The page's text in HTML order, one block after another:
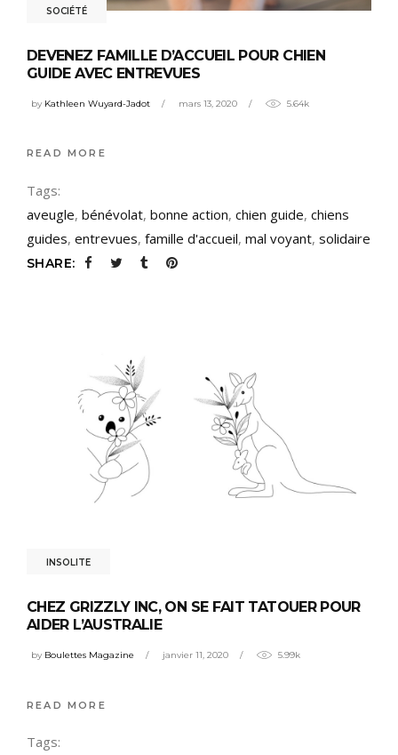
SOCIÉTÉ
DEVENEZ FAMILLE D’ACCUEIL POUR CHIEN
GUIDE AVEC ENTREVUES
by Kathleen Wuyard-Jadot mars 13, 2020 5.64k
READ MORE
Tags:
aveugle, bénévolat, bonne action, chien guide, chiens
guides, entrevues, famille d'accueil, mal voyant, solidaire
SHARE:
INSOLITE
CHEZ GRIZZLY INC, ON SE FAIT TATOUER POUR
AIDER L’AUSTRALIE
by Boulettes Magazine janvier 11, 2020 5.99k
READ MORE
Tags: